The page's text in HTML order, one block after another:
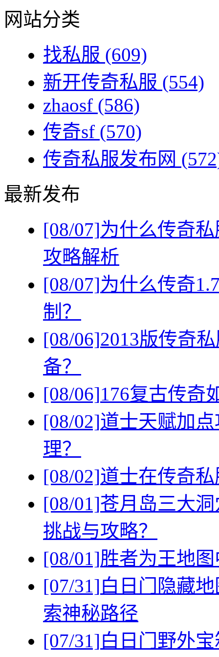
网站分类
找私服 (609)
新开传奇私服 (554)
zhaosf (586)
传奇sf (570)
传奇私服发布网
最新发布
[08/07]为什么传奇
攻略解析
[08/07]为什么传奇
制？
[08/06]2013版传奇
备？
[08/06]176复古传奇
[08/02]道士天赋加
理？
[08/02]道士在传奇
[08/01]苍月岛三大
挑战与攻略？
[08/01]胜者为王地
[07/31]白日门隐藏
索神秘路径
[07/31]白日门野外